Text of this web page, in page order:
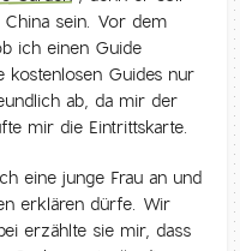
sein. Vor dem
ich einen Guide
kostenlosen Guides nur
ab, da mir der
mir die Eintrittskarte.
eine junge Frau an und
erklären dürfe. Wir
erzählte sie mir, dass